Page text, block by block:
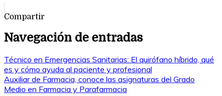
Compartir
Navegación de entradas
Técnico en Emergencias Sanitarias: El quirófano híbrido, qué
es y cómo ayuda al paciente y profesional
Auxiliar de Farmacia, conoce las asignaturas del Grado
Medio en Farmacia y Parafarmacia